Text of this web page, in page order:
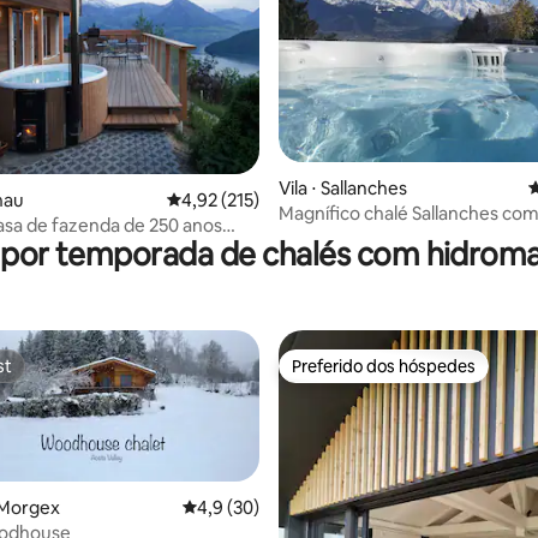
de 5, 318 avaliações
4,92 de uma avaliação média de 5, 215
4,92 (215)
de fazenda de 250 anos
reformada
Vila ⋅ Sallanches
Magnífico chalé Sallanches
para o Mont Blanc
temporada de chalés com
4,9 de uma avaliação média de 5, 30
4,9 (30)
Preferido dos hóspedes
Preferido dos hóspedes